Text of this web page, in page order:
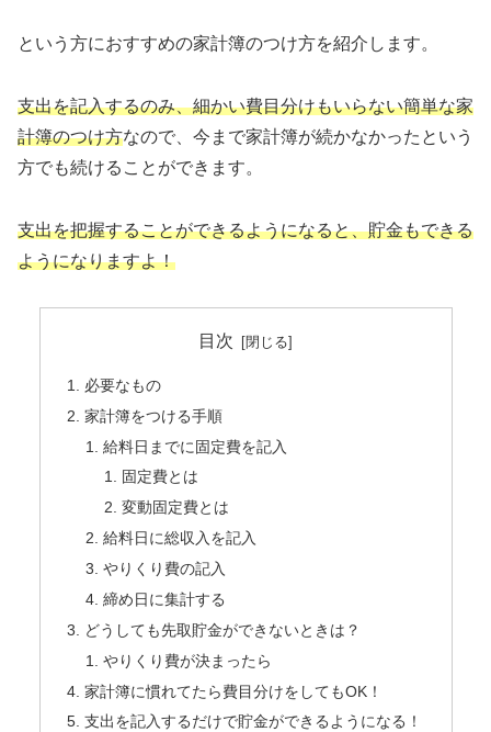
という方におすすめの家計簿のつけ方を紹介します。
支出を記入するのみ、細かい費目分けもいらない簡単な家
計簿のつけ方なので、今まで家計簿が続かなかったという
方でも続けることができます。
支出を把握することができるようになると、貯金もできる
ようになりますよ！
目次
必要なもの
家計簿をつける手順
給料日までに固定費を記入
固定費とは
変動固定費とは
給料日に総収入を記入
やりくり費の記入
締め日に集計する
どうしても先取貯金ができないときは？
やりくり費が決まったら
家計簿に慣れてたら費目分けをしてもOK！
支出を記入するだけで貯金ができるようになる！